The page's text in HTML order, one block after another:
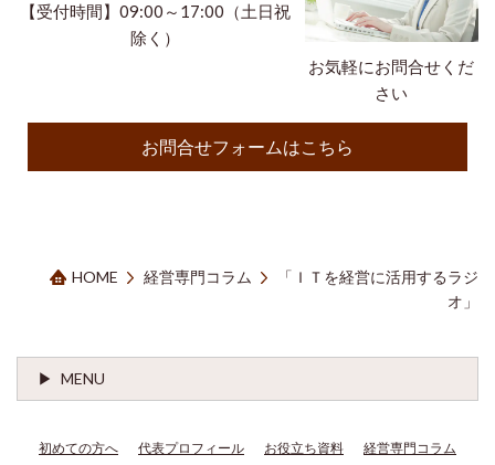
お気軽にお問合せくだ
さい
【受付時間】09:00～17:00（土日祝
除く）
お問合せフォームはこちら
HOME 経営専門コラム
「ＩＴを経営に活用するラジ
オ」
MENU
初めての方へ 代表プロフィール お役立ち資料
経営専門コラム